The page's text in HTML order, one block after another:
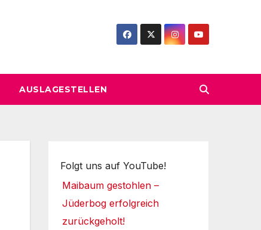
AUSLAGESTELLEN
Folgt uns auf YouTube!
Maibaum gestohlen –
Jüderbog erfolgreich
zurückgeholt!